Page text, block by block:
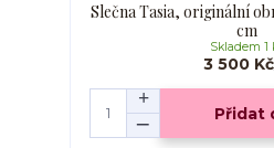
Slečna Tasia, originální
cm
3 500 Kč
Skladem 1
Přidat